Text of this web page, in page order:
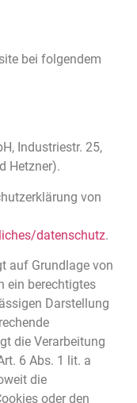
bei folgendem
Industriestr. 25,
Hetzner).
von
datenschutz.
auf Grundlage von
ein berechtigtes
Darstellung
die Verarbeitung
6 Abs. 1 lit. a
die
oder den